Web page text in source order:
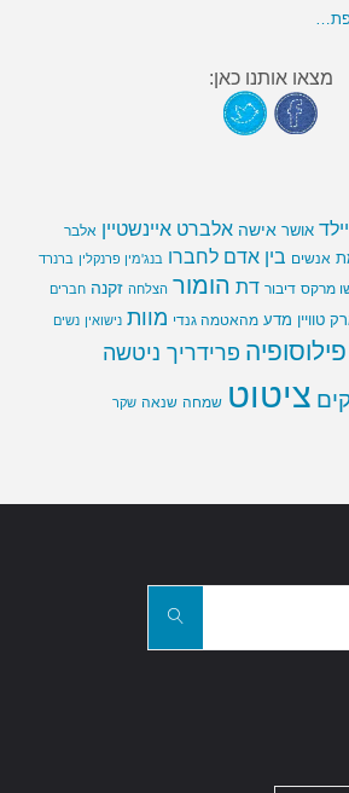
מצאו אותנו כאן:
אושר אישה אלברט איינשטיין אלבר
אנשים בין אדם לחברו בנג'מין פרנקלין ברנרד
מרקס דיבור דת הומור הצלחה זקנה חברים
טוויין מדע מהאטמה גנדי מוות נישואין נשים
פילוסופיה פרידריך ניטשה
ציטוט שמחה שנאה שקר
חפשו